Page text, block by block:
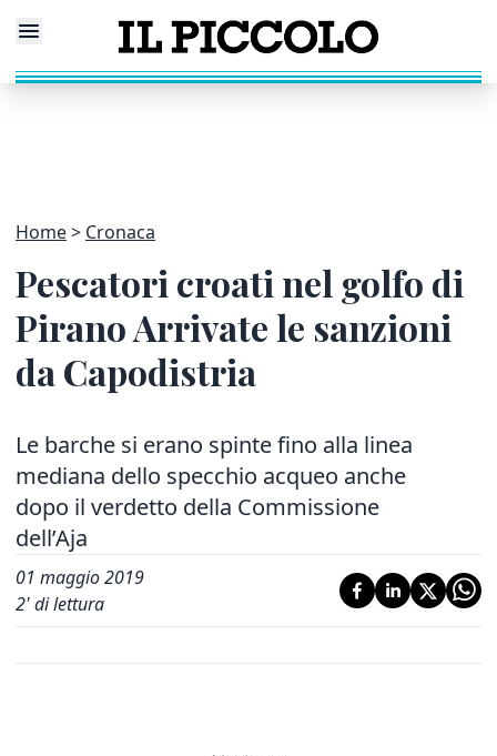
Home Cronaca
Pescatori croati nel golfo di
Pirano Arrivate le sanzioni
da Capodistria
Le barche si erano spinte fino alla linea
mediana dello specchio acqueo anche
dopo il verdetto della Commissione
dell’Aja
01 maggio 2019
2' di lettura